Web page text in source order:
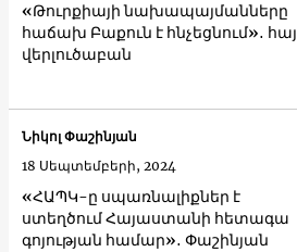
«Թուրքիայի նախապայմանները
հաճախ Բաքուն է հնչեցնում»․ հայ
վերլուծաբան
«ՀԱՊԿ-ը սպառնալիքներ է
ստեղծում Հայաստանի հետագա
գոյության համար»․ Փաշինյան
Նիկոլ Փաշինյան
18 Սեպտեմբերի, 2024